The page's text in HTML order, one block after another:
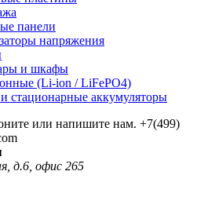
панели
напряжения
и шкафы
(Li-ion / LiFePO4)
стационарные аккумуляторы
или напишите нам. +7(499)
д.6, офис 265